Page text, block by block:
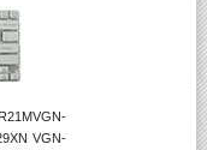
VGN-